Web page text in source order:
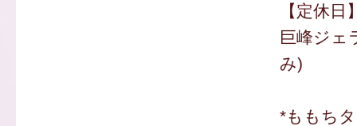
【定休日
巨峰ジェ
み)
*ももち